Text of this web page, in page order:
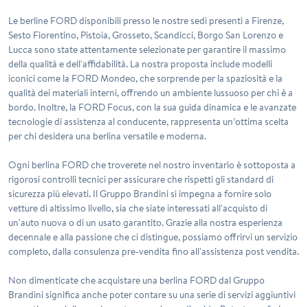
Le berline FORD disponibili presso le nostre sedi presenti a Firenze,
Sesto Fiorentino, Pistoia, Grosseto, Scandicci, Borgo San Lorenzo e
Lucca sono state attentamente selezionate per garantire il massimo
della qualità e dell'affidabilità. La nostra proposta include modelli
iconici come la FORD Mondeo, che sorprende per la spaziosità e la
qualità dei materiali interni, offrendo un ambiente lussuoso per chi è a
bordo. Inoltre, la FORD Focus, con la sua guida dinamica e le avanzate
tecnologie di assistenza al conducente, rappresenta un’ottima scelta
per chi desidera una berlina versatile e moderna.
Ogni berlina FORD che troverete nel nostro inventario è sottoposta a
rigorosi controlli tecnici per assicurare che rispetti gli standard di
sicurezza più elevati. Il Gruppo Brandini si impegna a fornire solo
vetture di altissimo livello, sia che siate interessati all'acquisto di
un'auto nuova o di un usato garantito. Grazie alla nostra esperienza
decennale e alla passione che ci distingue, possiamo offrirvi un servizio
completo, dalla consulenza pre-vendita fino all'assistenza post vendita.
Non dimenticate che acquistare una berlina FORD dal Gruppo
Brandini significa anche poter contare su una serie di servizi aggiuntivi